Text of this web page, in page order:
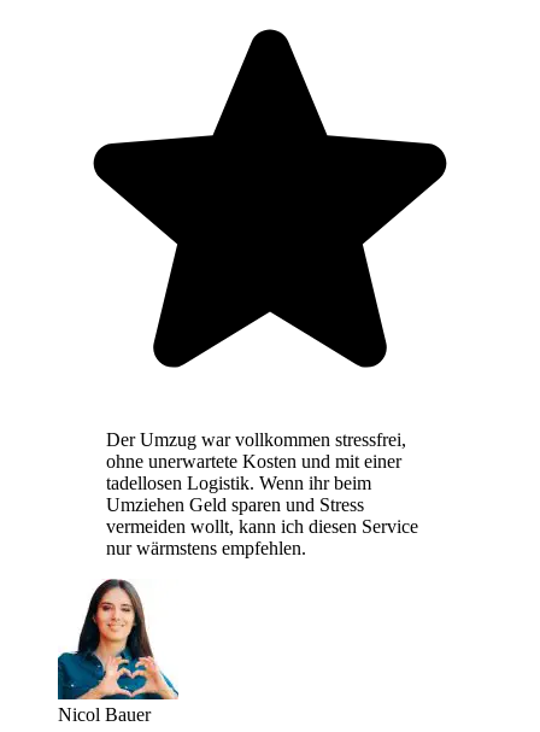
Der Umzug war vollkommen stressfrei,
ohne unerwartete Kosten und mit einer
tadellosen Logistik. Wenn ihr beim
Umziehen Geld sparen und Stress
vermeiden wollt, kann ich diesen Service
nur wärmstens empfehlen.
Nicol Bauer